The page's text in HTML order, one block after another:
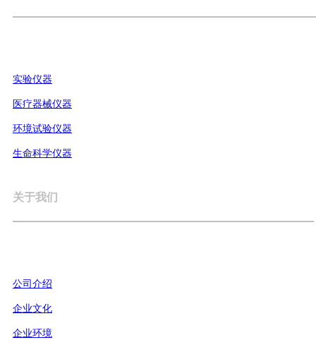
实验仪器
医疗器械仪器
环境试验仪器
生命科学仪器
关于我们
公司介绍
企业文化
企业环境